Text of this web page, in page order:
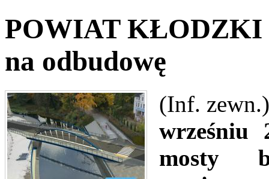
POWIAT KŁODZKI
na odbudowę
(Inf.
wrześniu
mosty